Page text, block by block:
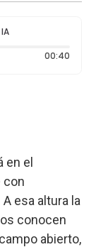
00:40
en el
con
esa altura la
conocen
abierto,